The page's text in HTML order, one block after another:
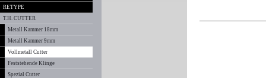
RETYPE
T.H. CUTTER
Metall Kammer 18mm
Metall Kammer 9mm
Vollmetall Cutter
Feststehende Klinge
Spezial Cutter